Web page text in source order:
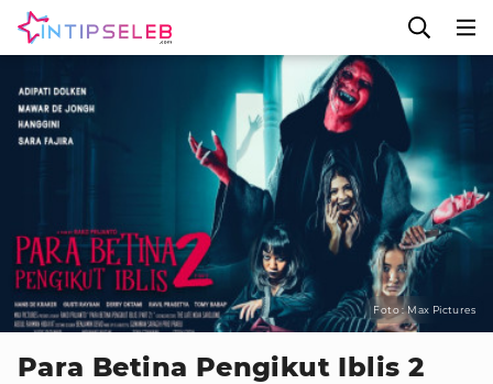
Foto : Max Pictures
Para Betina Pengikut Iblis 2